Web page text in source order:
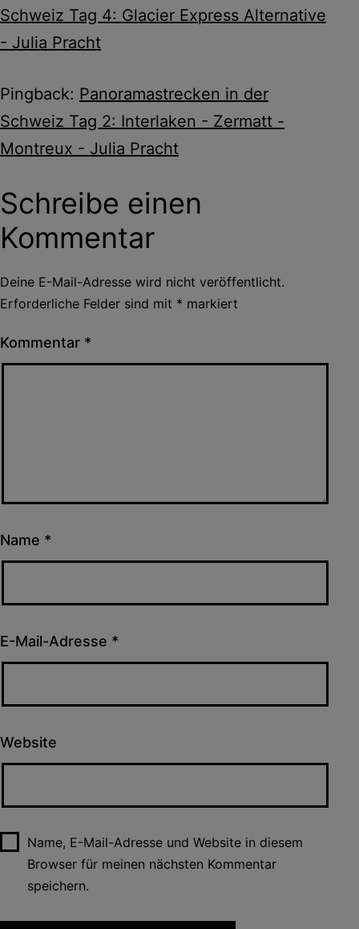
Schweiz Tag 4: Glacier Express Alternative
- Julia Pracht
Pingback: Panoramastrecken in der
Schweiz Tag 2: Interlaken - Zermatt -
Montreux - Julia Pracht
Schreibe einen
Kommentar
Deine E-Mail-Adresse wird nicht veröffentlicht.
Erforderliche Felder sind mit * markiert
Kommentar *
Name *
E-Mail-Adresse *
Website
Name, E-Mail-Adresse und Website in diesem
Browser für meinen nächsten Kommentar
speichern.